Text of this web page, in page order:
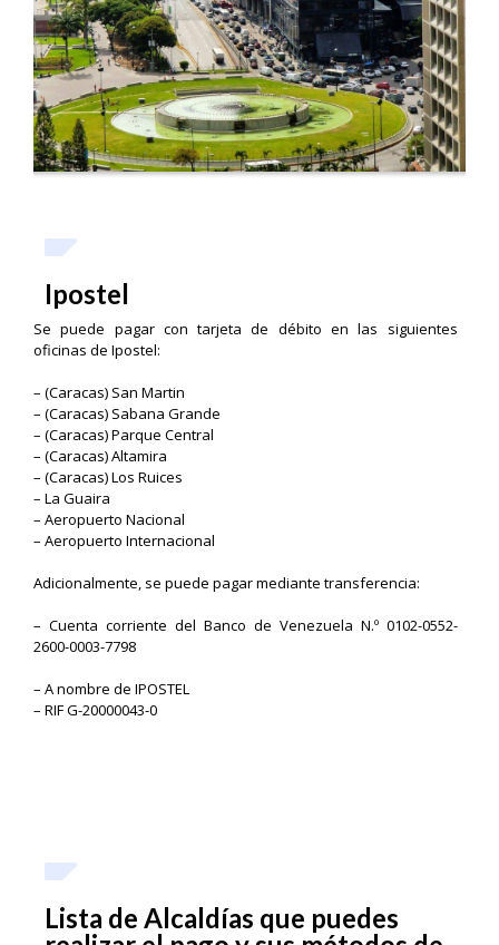
Ipostel
Se puede pagar con tarjeta de débito en las siguientes
oficinas de Ipostel:
– (Caracas) San Martin
– (Caracas) Sabana Grande
– (Caracas) Parque Central
– (Caracas) Altamira
– (Caracas) Los Ruices
– La Guaira
– Aeropuerto Nacional
– Aeropuerto Internacional
Adicionalmente, se puede pagar mediante transferencia:
– Cuenta corriente del Banco de Venezuela N.º 0102-0552-
2600-0003-7798
– A nombre de IPOSTEL
– RIF G-20000043-0
Lista de Alcaldías que puedes